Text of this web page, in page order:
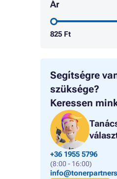
Ár
825 Ft
Segítségre
szüksége?
Keressen
+36 1955 5796
(8:00 - 16:00)